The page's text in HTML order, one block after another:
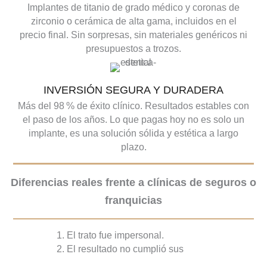
Implantes de titanio de grado médico y coronas de
zirconio o cerámica de alta gama, incluidos en el
precio final. Sin sorpresas, sin materiales genéricos ni
presupuestos a trozos.
INVERSIÓN SEGURA Y DURADERA
Más del 98 % de éxito clínico. Resultados estables con
el paso de los años. Lo que pagas hoy no es solo un
implante, es una solución sólida y estética a largo
plazo.
Diferencias reales frente a clínicas de seguros o
franquicias
El trato fue impersonal.
El resultado no cumplió sus